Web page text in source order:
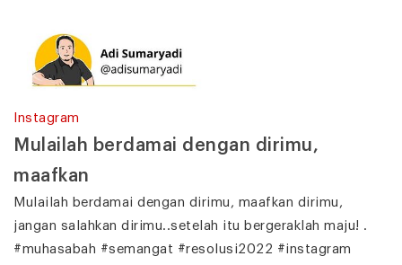
Instagram
Mulailah berdamai dengan dirimu,
maafkan
Mulailah berdamai dengan dirimu, maafkan dirimu,
jangan salahkan dirimu..setelah itu bergeraklah maju! .
#muhasabah #semangat #resolusi2022 #instagram